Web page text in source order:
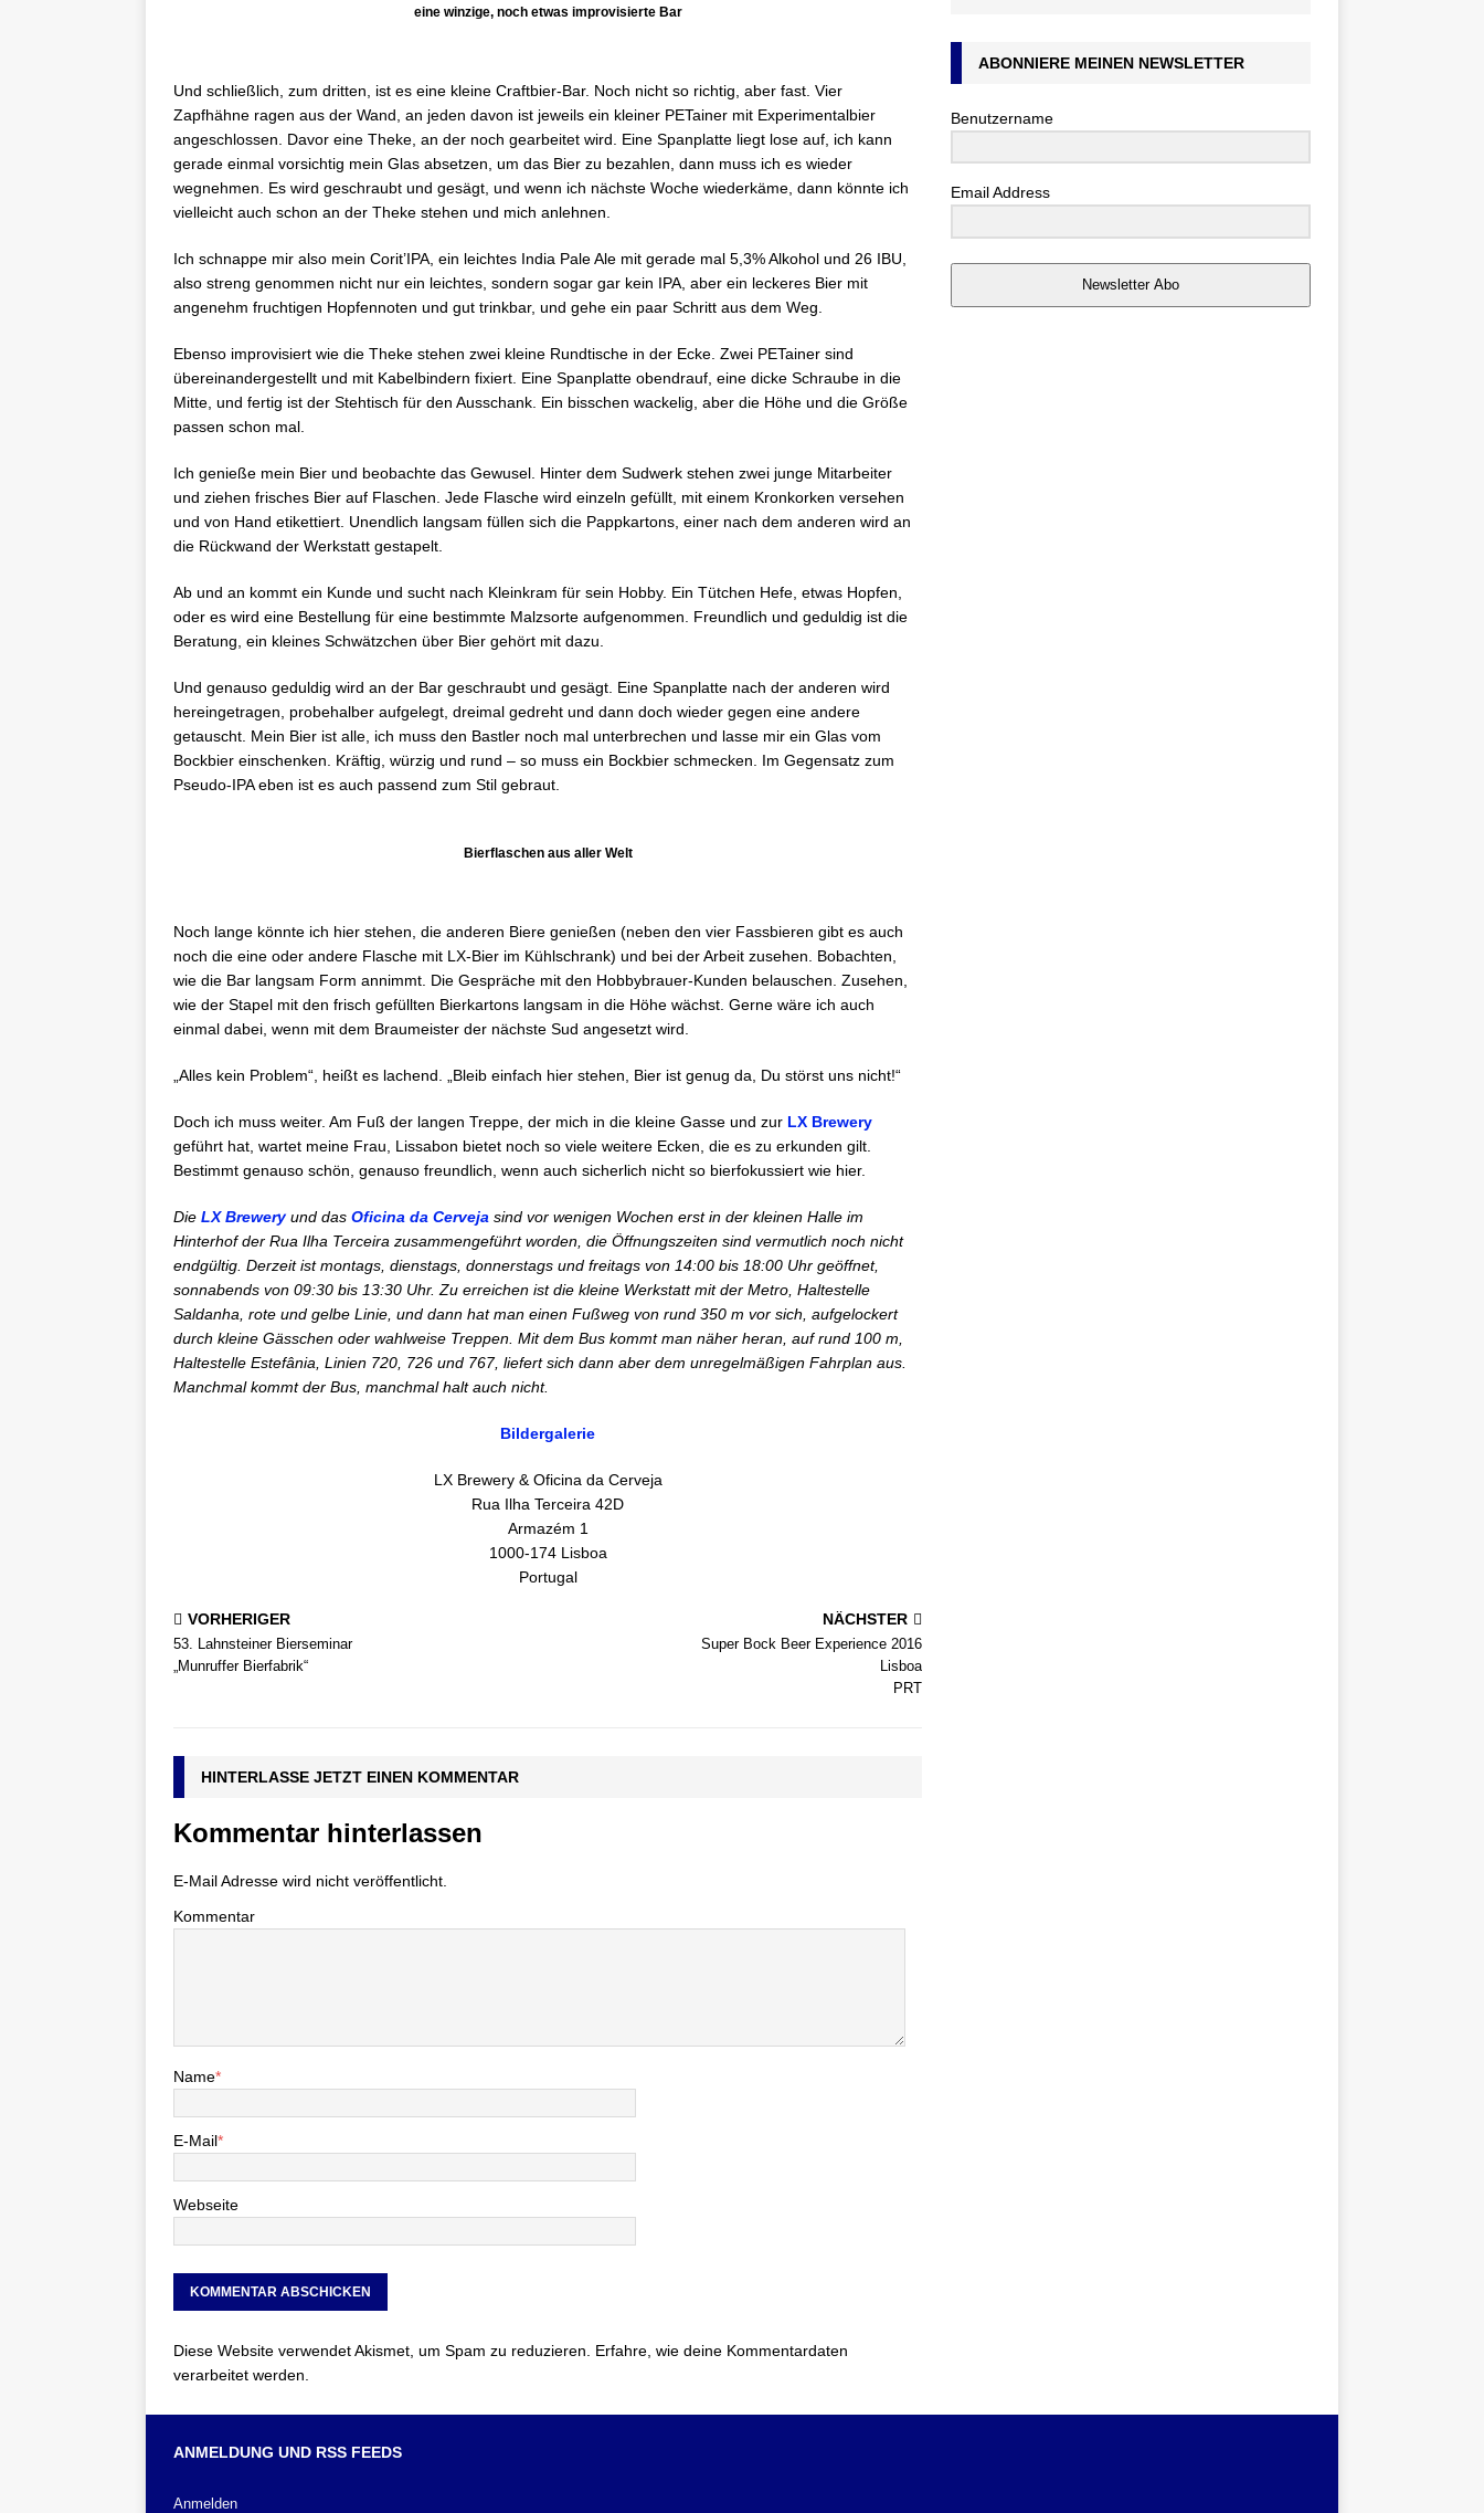
eine winzige, noch etwas improvisierte Bar
Und schließlich, zum dritten, ist es eine kleine Craftbier-Bar. Noch nicht so richtig, aber fast. Vier
Zapfhähne ragen aus der Wand, an jeden davon ist jeweils ein kleiner PETainer mit Experimentalbier
angeschlossen. Davor eine Theke, an der noch gearbeitet wird. Eine Spanplatte liegt lose auf, ich kann
gerade einmal vorsichtig mein Glas absetzen, um das Bier zu bezahlen, dann muss ich es wieder
wegnehmen. Es wird geschraubt und gesägt, und wenn ich nächste Woche wiederkäme, dann könnte ich
vielleicht auch schon an der Theke stehen und mich anlehnen.
Ich schnappe mir also mein Corit’IPA, ein leichtes India Pale Ale mit gerade mal 5,3% Alkohol und 26 IBU,
also streng genommen nicht nur ein leichtes, sondern sogar gar kein IPA, aber ein leckeres Bier mit
angenehm fruchtigen Hopfennoten und gut trinkbar, und gehe ein paar Schritt aus dem Weg.
Ebenso improvisiert wie die Theke stehen zwei kleine Rundtische in der Ecke. Zwei PETainer sind
übereinandergestellt und mit Kabelbindern fixiert. Eine Spanplatte obendrauf, eine dicke Schraube in die
Mitte, und fertig ist der Stehtisch für den Ausschank. Ein bisschen wackelig, aber die Höhe und die Größe
passen schon mal.
Ich genieße mein Bier und beobachte das Gewusel. Hinter dem Sudwerk stehen zwei junge Mitarbeiter
und ziehen frisches Bier auf Flaschen. Jede Flasche wird einzeln gefüllt, mit einem Kronkorken versehen
und von Hand etikettiert. Unendlich langsam füllen sich die Pappkartons, einer nach dem anderen wird an
die Rückwand der Werkstatt gestapelt.
Ab und an kommt ein Kunde und sucht nach Kleinkram für sein Hobby. Ein Tütchen Hefe, etwas Hopfen,
oder es wird eine Bestellung für eine bestimmte Malzsorte aufgenommen. Freundlich und geduldig ist die
Beratung, ein kleines Schwätzchen über Bier gehört mit dazu.
Und genauso geduldig wird an der Bar geschraubt und gesägt. Eine Spanplatte nach der anderen wird
hereingetragen, probehalber aufgelegt, dreimal gedreht und dann doch wieder gegen eine andere
getauscht. Mein Bier ist alle, ich muss den Bastler noch mal unterbrechen und lasse mir ein Glas vom
Bockbier einschenken. Kräftig, würzig und rund – so muss ein Bockbier schmecken. Im Gegensatz zum
Pseudo-IPA eben ist es auch passend zum Stil gebraut.
Bierflaschen aus aller Welt
Noch lange könnte ich hier stehen, die anderen Biere genießen (neben den vier Fassbieren gibt es auch
noch die eine oder andere Flasche mit LX-Bier im Kühlschrank) und bei der Arbeit zusehen. Bobachten,
wie die Bar langsam Form annimmt. Die Gespräche mit den Hobbybrauer-Kunden belauschen. Zusehen,
wie der Stapel mit den frisch gefüllten Bierkartons langsam in die Höhe wächst. Gerne wäre ich auch
einmal dabei, wenn mit dem Braumeister der nächste Sud angesetzt wird.
„Alles kein Problem“, heißt es lachend. „Bleib einfach hier stehen, Bier ist genug da, Du störst uns nicht!“
Doch ich muss weiter. Am Fuß der langen Treppe, der mich in die kleine Gasse und zur LX Brewery
geführt hat, wartet meine Frau, Lissabon bietet noch so viele weitere Ecken, die es zu erkunden gilt.
Bestimmt genauso schön, genauso freundlich, wenn auch sicherlich nicht so bierfokussiert wie hier.
Die LX Breweryund das Oficina da Cerveja sind vor wenigen Wochen erst in der kleinen Halle im
Hinterhof der Rua Ilha Terceira zusammengeführt worden, die Öffnungszeiten sind vermutlich noch nicht
endgültig. Derzeit ist montags, dienstags, donnerstags und freitags von 14:00 bis 18:00 Uhr geöffnet,
sonnabends von 09:30 bis 13:30 Uhr. Zu erreichen ist die kleine Werkstatt mit der Metro, Haltestelle
Saldanha, rote und gelbe Linie, und dann hat man einen Fußweg von rund 350 m vor sich, aufgelockert
durch kleine Gässchen oder wahlweise Treppen. Mit dem Bus kommt man näher heran, auf rund 100 m,
Haltestelle Estefânia, Linien 720, 726 und 767, liefert sich dann aber dem unregelmäßigen Fahrplan aus.
Manchmal kommt der Bus, manchmal halt auch nicht.
Bildergalerie
LX Brewery & Oficina da Cerveja
Rua Ilha Terceira 42D
Armazém 1
1000-174 Lisboa
Portugal
VORHERIGER
53. Lahnsteiner Bierseminar
„Munruffer Bierfabrik“
NÄCHSTER
Super Bock Beer Experience 2016
Lisboa
PRT
HINTERLASSE JETZT EINEN KOMMENTAR
Kommentar hinterlassen
E-Mail Adresse wird nicht veröffentlicht.
Kommentar
Name*
E-Mail*
Webseite
Diese Website verwendet Akismet, um Spam zu reduzieren. Erfahre, wie deine Kommentardaten
verarbeitet werden.
ABONNIERE MEINEN NEWSLETTER
Benutzername
Email Address
Newsletter Abo
ANMELDUNG UND RSS FEEDS
Anmelden